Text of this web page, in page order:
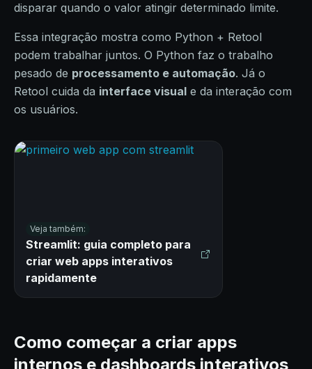
disparar quando o valor atingir determinado limite.
Essa integração mostra como Python + Retool
podem trabalhar juntos. O Python faz o trabalho
pesado de processamento e automação. Já o
Retool cuida da interface visual e da interação com
os usuários.
Veja também:
Streamlit: guia completo para
criar web apps interativos
rapidamente
Como começar a criar apps
internos e dashboards interativos